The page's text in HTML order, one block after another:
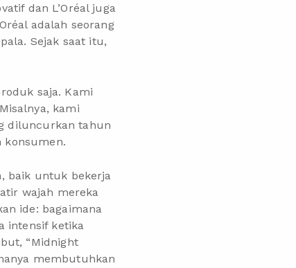
dan L’Oréal juga
adalah seorang
Sejak saat itu,
saja. Kami
kami
diluncurkan tahun
konsumen.
baik untuk bekerja
wajah mereka
ide: bagaimana
intensif ketika
“Midnight
membutuhkan